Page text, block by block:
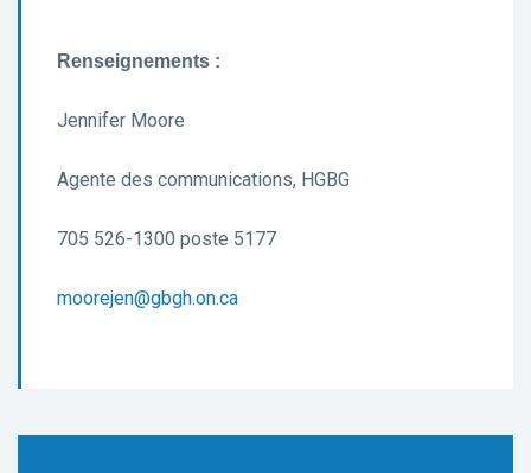
Renseignements :
Jennifer Moore
Agente des communications, HGBG
705 526-1300 poste 5177
moorejen@gbgh.on.ca